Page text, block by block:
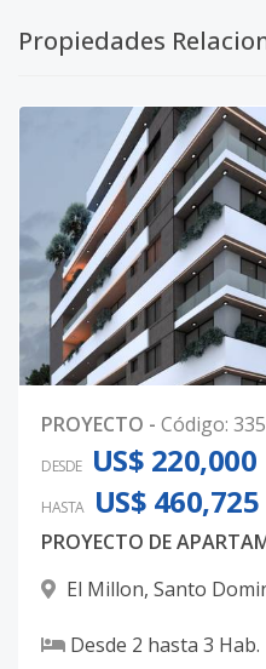
Propiedades
PROYECTO - Código:
DESDE US$ 220,000
HASTA US$ 460,725
PROYECTO DE
El Millon, Santo
Desde 2 hasta 3 Hab.